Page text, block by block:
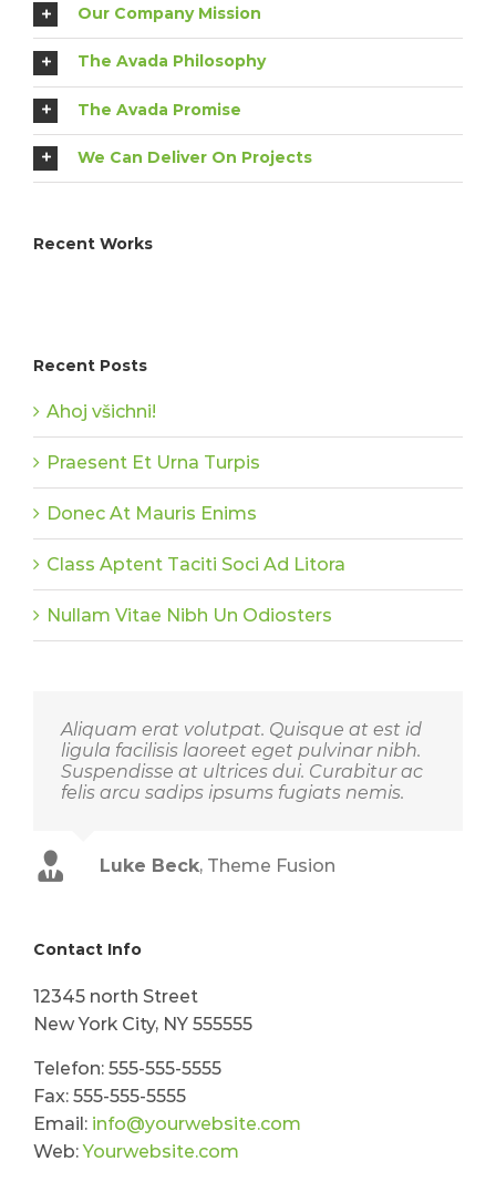
Our Company Mission
The Avada Philosophy
The Avada Promise
We Can Deliver On Projects
Recent Works
Recent Posts
Ahoj všichni!
Praesent Et Urna Turpis
Donec At Mauris Enims
Class Aptent Taciti Soci Ad Litora
Nullam Vitae Nibh Un Odiosters
Aliquam erat volutpat. Quisque at est id
ligula facilisis laoreet eget pulvinar nibh.
Suspendisse at ultrices dui. Curabitur ac
felis arcu sadips ipsums fugiats nemis.
Luke Beck, Theme Fusion
Contact Info
12345 north Street
New York City, NY 555555
Telefon: 555-555-5555
Fax: 555-555-5555
Email: info@yourwebsite.com
Web:Yourwebsite.com